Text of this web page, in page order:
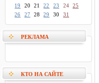
19
20 21 22 23 24 25
26
27 28 29 30 31
РЕКЛАМА
КТО НА САЙТЕ